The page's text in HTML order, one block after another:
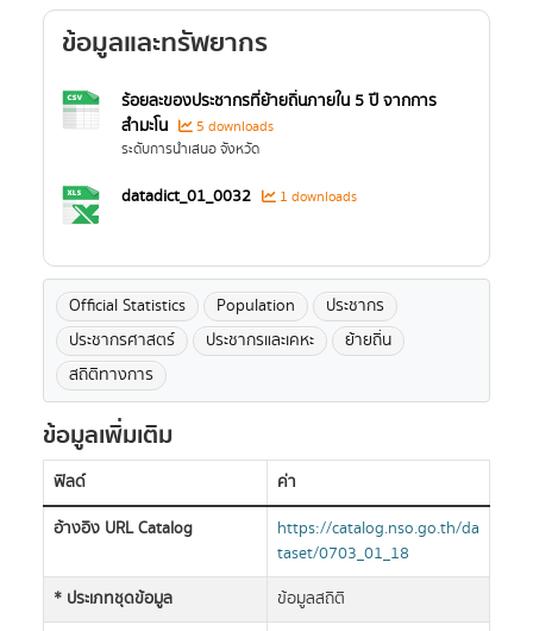
ข้อมูลและทรัพยากร
ร้อยละของประชากรที่ย้ายถิ่นภายใน 5 ปี จากการ
สำมะโน
5 downloads
ระดับการนำเสนอ จังหวัด
datadict_01_0032 1 downloads
Official Statistics Population
ประชากร
ประชากรศาสตร์
ประชากรและเคหะ
ย้ายถิ่น
สถิติทางการ
ข้อมูลเพิ่มเติม
ฟิลด์
ค่า
อ้างอิง URL Catalog
https://catalog.nso.go.th/da
taset/0703_01_18
* ประเภทชุดข้อมูล
ข้อมูลสถิติ